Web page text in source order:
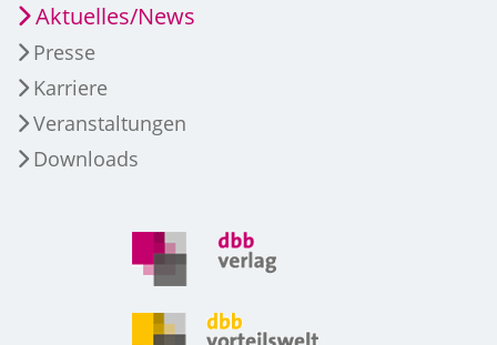
Aktuelles/News
Presse
Karriere
Veranstaltungen
Downloads